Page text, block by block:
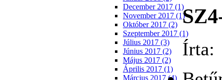
December 2017 (1)
November 2017 (1)
Október 2017 (2)
Szeptember 2017 (1)
Július 2017 (3)
Június 2017 (2)
Május 2017 (2)
Április 2017 (1)
Március 2017 (4)